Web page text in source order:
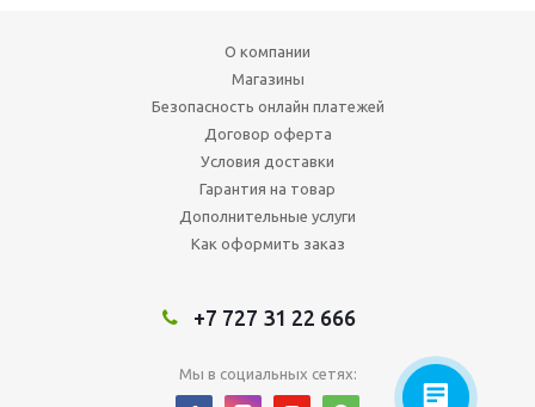
О компании
Магазины
Безопасность онлайн платежей
Договор оферта
Условия доставки
Гарантия на товар
Дополнительные услуги
Как оформить заказ
+7 727 31 22 666
Мы в социальных сетях: